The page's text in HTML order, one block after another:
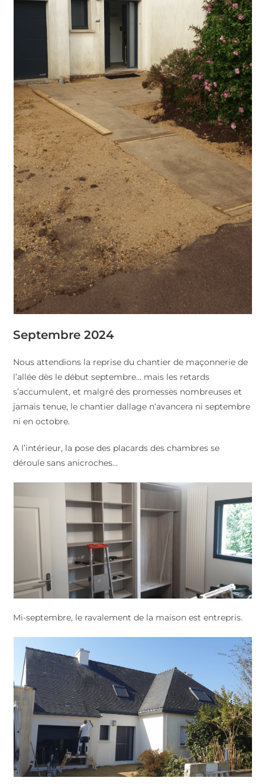
Septembre 2024
Nous attendions la reprise du chantier de maçonnerie de
l’allée dès le début septembre… mais les retards
s’accumulent, et malgré des promesses nombreuses et
jamais tenue, le chantier dallage n’avancera ni septembre
ni en octobre.
A l’intérieur, la pose des placards des chambres se
déroule sans anicroches…
Mi-septembre, le ravalement de la maison est entrepris.